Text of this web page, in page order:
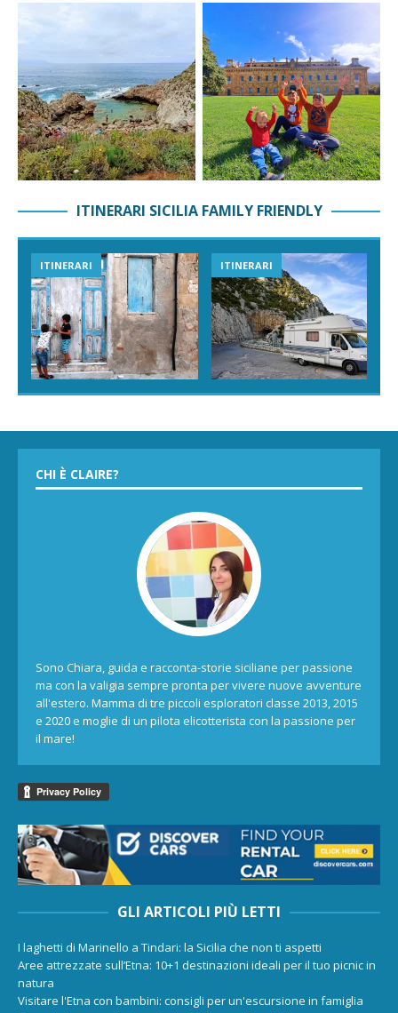
ITINERARI SICILIA FAMILY FRIENDLY
ITINERARI ITINERARI
CHI È CLAIRE?
Sono Chiara, guida e racconta-storie siciliane per passione
ma con la valigia sempre pronta per vivere nuove avventure
all'estero. Mamma di tre piccoli esploratori classe 2013, 2015
e 2020 e moglie di un pilota elicotterista con la passione per
il mare!
GLI ARTICOLI PIÙ LETTI
I laghetti di Marinello a Tindari: la Sicilia che non ti aspetti
Aree attrezzate sull’Etna: 10+1 destinazioni ideali per il tuo picnic in
natura
Visitare l'Etna con bambini: consigli per un'escursione in famiglia